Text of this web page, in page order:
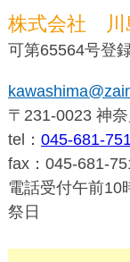
株式会社 川
可第65564号登
〒231-0023 神
tel： 045-681-
fax：045-681-
電話受付午前
祭日